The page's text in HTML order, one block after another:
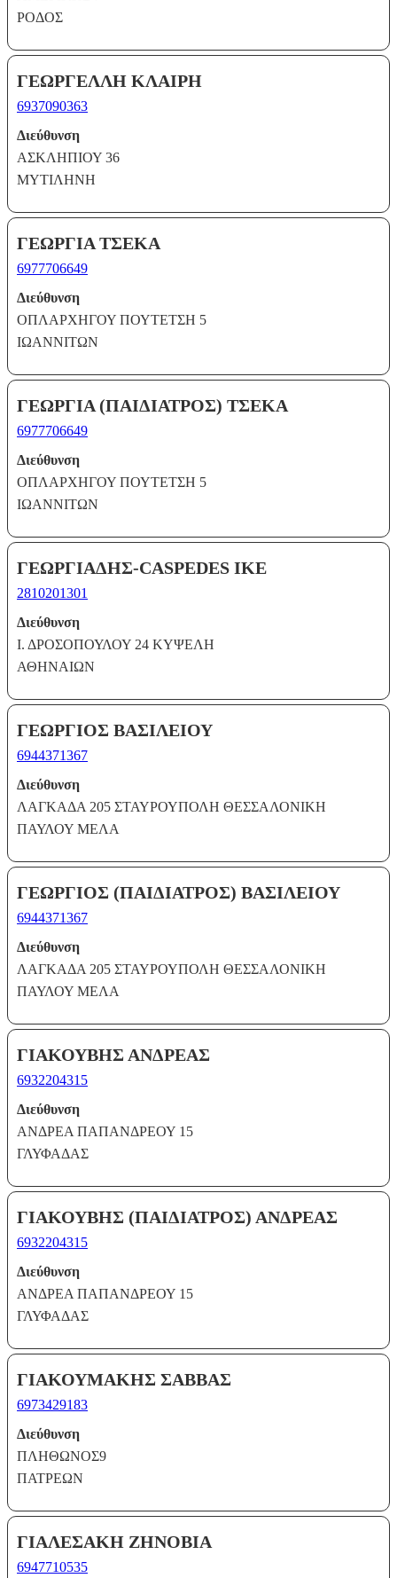
ΡΟΔΟΣ
ΓΕΩΡΓΕΛΛΗ ΚΛΑΙΡΗ
6937090363
Διεύθυνση
ΑΣΚΛΗΠΙΟΥ 36
ΜΥΤΙΛΗΝΗ
ΓΕΩΡΓΙΑ ΤΣΕΚΑ
6977706649
Διεύθυνση
ΟΠΛΑΡΧΗΓΟΥ ΠΟΥΤΕΤΣΗ 5
ΙΩΑΝΝΙΤΩΝ
ΓΕΩΡΓΙΑ (ΠΑΙΔΙΑΤΡΟΣ) ΤΣΕΚΑ
6977706649
Διεύθυνση
ΟΠΛΑΡΧΗΓΟΥ ΠΟΥΤΕΤΣΗ 5
ΙΩΑΝΝΙΤΩΝ
ΓΕΩΡΓΙΑΔΗΣ-CASPEDES ΙΚΕ
2810201301
Διεύθυνση
Ι. ΔΡΟΣΟΠΟΥΛΟΥ 24 ΚΥΨΕΛΗ
ΑΘΗΝΑΙΩΝ
ΓΕΩΡΓΙΟΣ ΒΑΣΙΛΕΙΟΥ
6944371367
Διεύθυνση
ΛΑΓΚΑΔΑ 205 ΣΤΑΥΡΟΥΠΟΛΗ ΘΕΣΣΑΛΟΝΙΚΗ
ΠΑΥΛΟΥ ΜΕΛΑ
ΓΕΩΡΓΙΟΣ (ΠΑΙΔΙΑΤΡΟΣ) ΒΑΣΙΛΕΙΟΥ
6944371367
Διεύθυνση
ΛΑΓΚΑΔΑ 205 ΣΤΑΥΡΟΥΠΟΛΗ ΘΕΣΣΑΛΟΝΙΚΗ
ΠΑΥΛΟΥ ΜΕΛΑ
ΓΙΑΚΟΥΒΗΣ ΑΝΔΡΕΑΣ
6932204315
Διεύθυνση
ΑΝΔΡΕΑ ΠΑΠΑΝΔΡΕΟΥ 15
ΓΛΥΦΑΔΑΣ
ΓΙΑΚΟΥΒΗΣ (ΠΑΙΔΙΑΤΡΟΣ) ΑΝΔΡΕΑΣ
6932204315
Διεύθυνση
ΑΝΔΡΕΑ ΠΑΠΑΝΔΡΕΟΥ 15
ΓΛΥΦΑΔΑΣ
ΓΙΑΚΟΥΜΑΚΗΣ ΣΑΒΒΑΣ
6973429183
Διεύθυνση
ΠΛΗΘΩΝΟΣ9
ΠΑΤΡΕΩΝ
ΓΙΑΛΕΣΑΚΗ ΖΗΝΟΒΙΑ
6947710535